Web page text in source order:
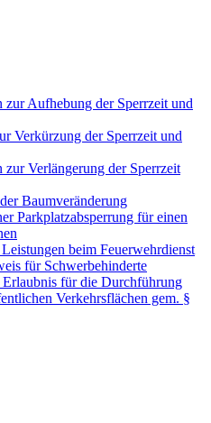
zur Aufhebung der Sperrzeit und
Verkürzung der Sperrzeit und
zur Verlängerung der Sperrzeit
Baumveränderung
Parkplatzabsperrung für einen
beim Feuerwehrdienst
für Schwerbehinderte
für die Durchführung
Verkehrsflächen gem. §